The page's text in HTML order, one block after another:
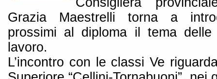
Grazia Maestrelli torna a
prossimi al diploma il tema
lavoro.
L’incontro con le classi Ve